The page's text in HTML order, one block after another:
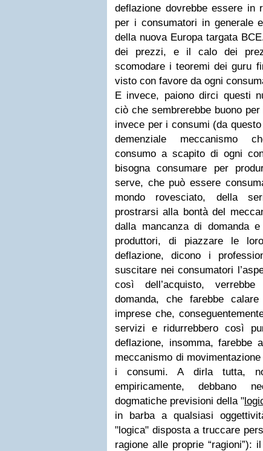
deflazione dovrebbe essere in
per i consumatori in generale
della nuova Europa targata
dei prezzi, e il calo dei
scomodare i teoremi dei guru
visto con favore da ogni
E invece, paiono dirci questi
ciò che sembrerebbe buono
invece per i consumi (da
demenziale meccanismo
consumo a scapito di ogni
bisogna consumare per
serve, che può essere
mondo rovesciato, della
prostrarsi alla bontà del
dalla mancanza di domanda
produttori, di piazzare le
deflazione, dicono i
suscitare nei consumatori
così dell’acquisto,
domanda, che farebbe
imprese che,
servizi e ridurrebbero così
deflazione, insomma, farebbe
meccanismo di
i consumi. A dirla tutta,
empiricamente, debbano
dogmatiche previsioni della "
in barba a qualsiasi
"logica" disposta a truccare
ragione alle proprie “ragioni”):